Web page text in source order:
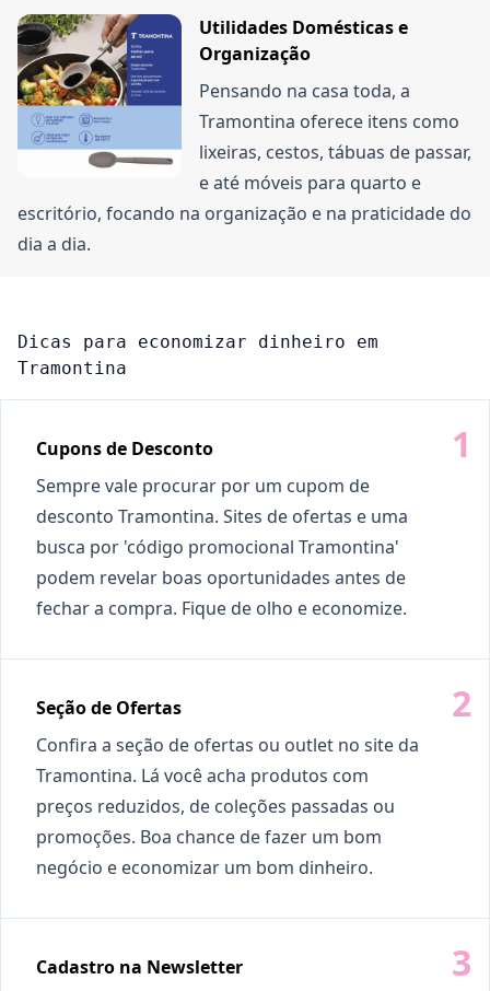
Utilidades Domésticas e
Organização
Pensando na casa toda, a
Tramontina oferece itens como
lixeiras, cestos, tábuas de passar,
e até móveis para quarto e
escritório, focando na organização e na praticidade do
dia a dia.
Dicas para economizar dinheiro em
Tramontina
Cupons de Desconto
Sempre vale procurar por um cupom de
desconto Tramontina. Sites de ofertas e uma
busca por 'código promocional Tramontina'
podem revelar boas oportunidades antes de
fechar a compra. Fique de olho e economize.
Seção de Ofertas
Confira a seção de ofertas ou outlet no site da
Tramontina. Lá você acha produtos com
preços reduzidos, de coleções passadas ou
promoções. Boa chance de fazer um bom
negócio e economizar um bom dinheiro.
Cadastro na Newsletter